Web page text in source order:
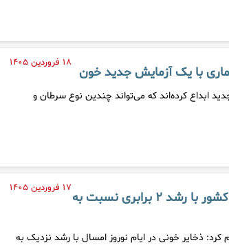
۱۸ فروردین ۱۴۰۵
با یک آزمایش جدید خون
ابداع کرده‌اند که می‌تواند چندین نوع سرطان و
۱۷ فروردین ۱۴۰۵
ثبت رکورد تاریخی ذخیره خونی کشور با رشد ۲ برابری نسبت به
کرد: ذخایر خونی در ایام نوروز امسال با رشد نزدیک به